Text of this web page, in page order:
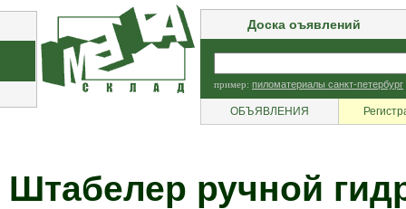
Доска оъявлений
пример: пиломатериалы санкт-петербург
ОБЪЯВЛЕНИЯ
Штабелер ручной